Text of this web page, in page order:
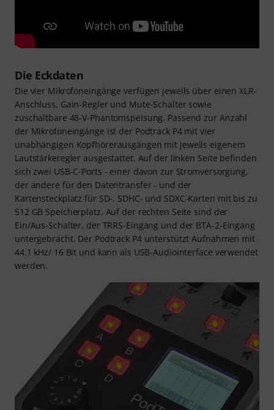
Die Eckdaten
Die vier Mikrofoneingänge verfügen jeweils über einen XLR-
Anschluss, Gain-Regler und Mute-Schalter sowie
zuschaltbare 48-V-Phantomspeisung. Passend zur Anzahl
der Mikrofoneingänge ist der Podtrack P4 mit vier
unabhängigen Kopfhörerausgängen mit jeweils eigenem
Lautstärkeregler ausgestattet. Auf der linken Seite befinden
sich zwei USB-C-Ports - einer davon zur Stromversorgung,
der andere für den Datentransfer - und der
Kartensteckplatz für SD-, SDHC- und SDXC-Karten mit bis zu
512 GB Speicherplatz. Auf der rechten Seite sind der
Ein/Aus-Schalter, der TRRS-Eingang und der BTA-2-Eingang
untergebracht. Der Podtrack P4 unterstützt Aufnahmen mit
44.1 kHz/ 16 Bit und kann als USB-Audiointerface verwendet
werden.